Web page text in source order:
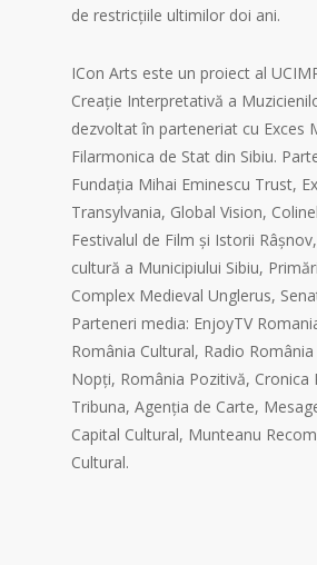
de restricțiile ultimilor doi ani.
ICon Arts este un proiect al
Creație Interpretativă a
dezvoltat în parteneriat cu Exces
Filarmonica de Stat din Sibiu.
Fundația Mihai Eminescu Trust,
Transylvania, Global Vision,
Festivalul de Film și Istorii
cultură a Municipiului Sibiu,
Complex Medieval Unglerus,
Parteneri media: EnjoyTV
România Cultural, Radio
Nopți, România Pozitivă, Cronica
Tribuna, Agenția de Carte,
Capital Cultural, Munteanu
Cultural.